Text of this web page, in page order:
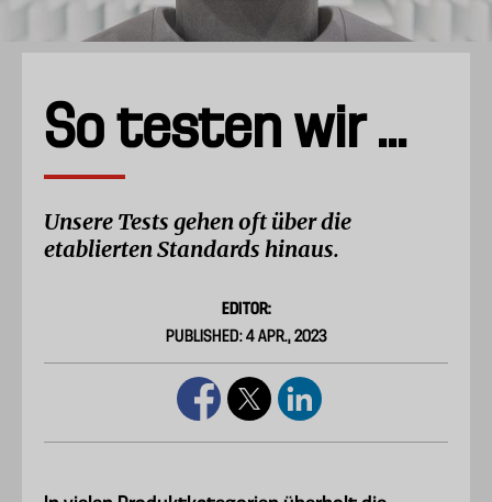
So testen wir ...
Unsere Tests gehen oft über die
etablierten Standards hinaus.
EDITOR:
PUBLISHED: 4 APR., 2023